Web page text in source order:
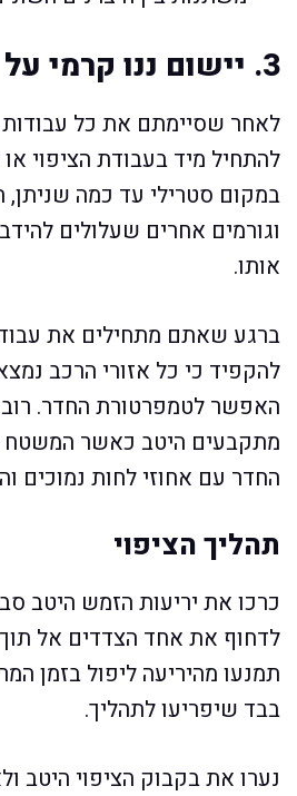
3. יישום ננו קרמי על הרכב
לאחר שסיימתם את כל עבודות
להתחיל מיד בעבודת הציפוי
במקום סטרילי עד כמה
וגורמים אחרים שעלולים
אותו.
ברגע שאתם מתחילים את
להקפיד כי כל אזורי הרכב
האפשר לטמפרטורת החדר. רוב
מתקבעים היטב כאשר המשטח
החדר עם אחוזי לחות נמוכים
תהליך הציפוי
כרכו את יריעות הזמש היטב
לדחוף את אחד הצדדים אל
תמנעו מהיריעה ליפול בזמן
בבד שיפריעו לתהליך.
נערו את בקבוק הציפוי היטב